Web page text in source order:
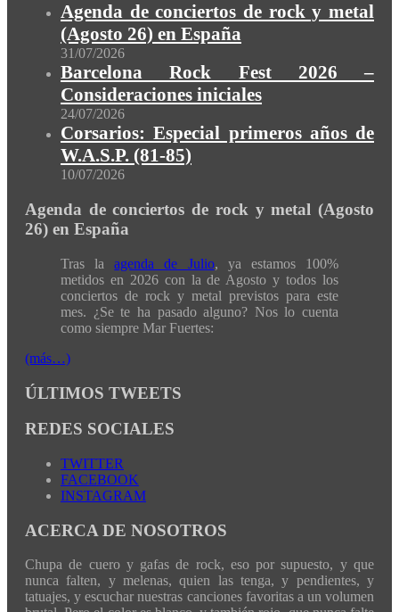
Agenda de conciertos de rock y metal
(Agosto 26) en España
31/07/2026
Barcelona Rock Fest 2026 –
Consideraciones iniciales
24/07/2026
Corsarios: Especial primeros años de
W.A.S.P. (81-85)
10/07/2026
Agenda de conciertos de rock y metal (Agosto
26) en España
Tras laagenda de Julio, ya estamos 100%
metidos en 2026 con la de Agosto y todos los
conciertos de rock y metal previstos para este
mes. ¿Se te ha pasado alguno? Nos lo cuenta
como siempre Mar Fuertes:
(más…)
ÚLTIMOS TWEETS
REDES SOCIALES
TWITTER
FACEBOOK
INSTAGRAM
ACERCA DE NOSOTROS
Chupa de cuero y gafas de rock, eso por supuesto, y que
nunca falten, y melenas, quien las tenga, y pendientes, y
tatuajes, y escuchar nuestras canciones favoritas a un volumen